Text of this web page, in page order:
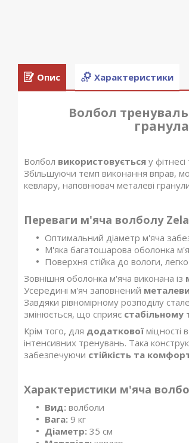
Опис Характеристики
Волбол
Волбол використовується у
Збільшуючи темп виконання вправ,
кевлару, наповнювач металеві
Переваги м'яча волболу
Оптимальний діаметр м'яча
М'яка багатошарова оболонка
Поверхня стійка до вологи,
Зовнішня оболонка м'яча виконана із
Усередині м'яч заповнений
Завдяки рівномірному розподілу
змінюється, що сприяє стабільному
Крім того, для додаткової міцності
інтенсивних тренувань. Така
забезпечуючи стійкість та
Характеристики м'яча
Вид: волболи
Вага: 9 кг
Діаметр: 35 см